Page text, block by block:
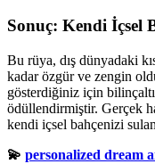
Sonuç: Kendi İçsel
Bu rüya, dış dünyadaki
kadar özgür ve zengin
gösterdiğiniz için
ödüllendirmiştir. Gerçek
kendi içsel bahçenizi
💫 personalized dream